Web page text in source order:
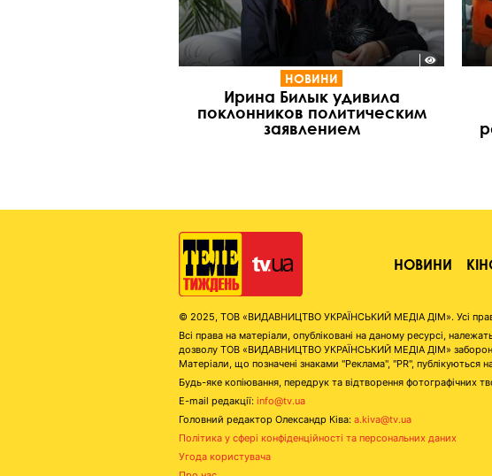
НОВИНИ
Ирина Билык удивила
поклонников политическим
заявлением
НОВИНИ
© 2025, ТОВ «ВИДАВНИЦТВО УКРАЇНСЬКИЙ МЕДІА ДІМ». Усі
Всі права на матеріали, опубліковані на даному ресурсі,
дозволу ТОВ «ВИДАВНИЦТВО УКРАЇНСЬКИЙ МЕДІА ДІМ»
Матеріали, що позначені знаками "Реклама", "PR", публікуються
Будь-яке копіювання, передрук та відтворення фотографічних
E-mail редакції: info@tv.ua
Головний редактор Олександр Ківа: a.kiva@tv.ua
Політика у сфері конфіденційності та персональних даних
Угода користувача